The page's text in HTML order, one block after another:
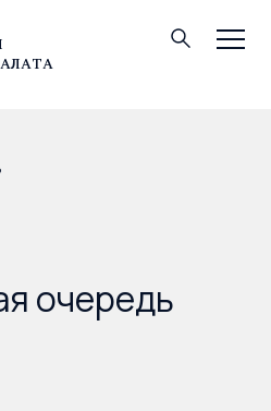
2026
очередь